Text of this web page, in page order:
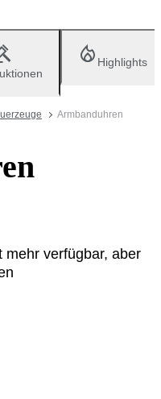
Highlights
Armbanduhren
mehr verfügbar, aber